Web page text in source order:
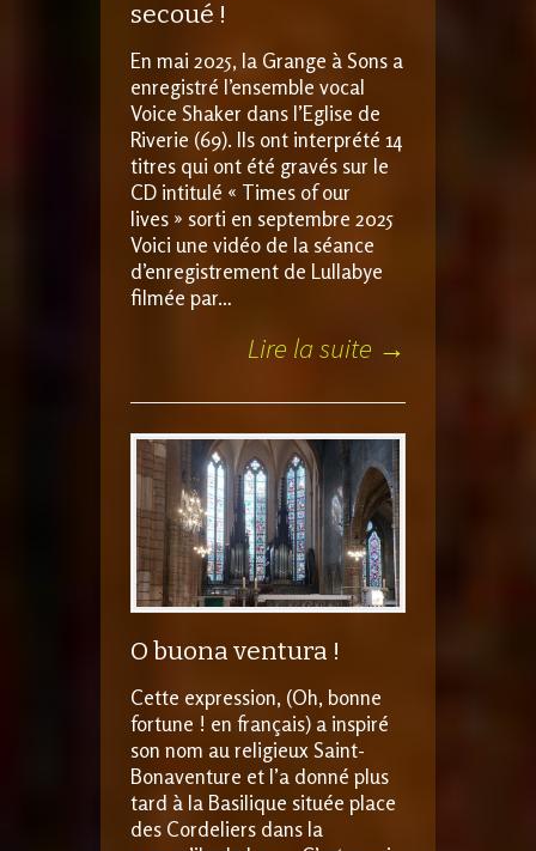
secoué !
En mai 2025, la Grange à Sons a
enregistré l’ensemble vocal
Voice Shaker dans l’Eglise de
Riverie (69). Ils ont interprété 14
titres qui ont été gravés sur le
CD intitulé « Times of our
lives » sorti en septembre 2025
Voici une vidéo de la séance
d’enregistrement de Lullabye
filmée par…
Lire la suite →
O buona ventura !
Cette expression, (Oh, bonne
fortune ! en français) a inspiré
son nom au religieux Saint-
Bonaventure et l’a donné plus
tard à la Basilique située place
des Cordeliers dans la